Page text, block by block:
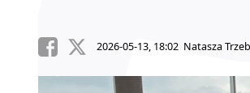
2026-05-13, 18:02 Natasza